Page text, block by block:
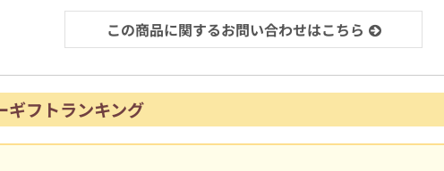
この商品に関するお問い合わせはこちら
ギフトランキング